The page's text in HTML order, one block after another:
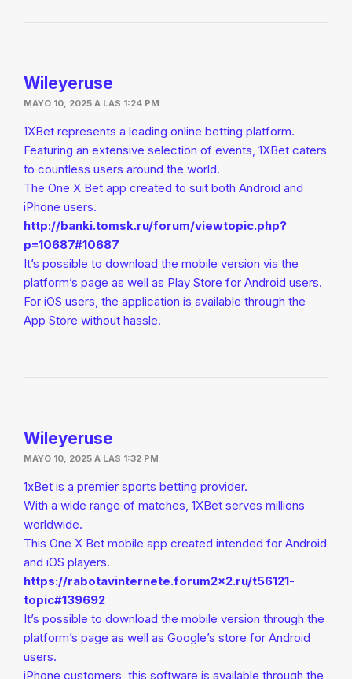
Wileyeruse
MAYO 10, 2025 A LAS 1:24 PM
1XBet represents a leading online betting platform.
Featuring an extensive selection of events, 1XBet caters
to countless users around the world.
The One X Bet app created to suit both Android and
iPhone users.
http://banki.tomsk.ru/forum/viewtopic.php?
p=10687#10687
It’s possible to download the mobile version via the
platform’s page as well as Play Store for Android users.
For iOS users, the application is available through the
App Store without hassle.
Wileyeruse
MAYO 10, 2025 A LAS 1:32 PM
1xBet is a premier sports betting provider.
With a wide range of matches, 1XBet serves millions
worldwide.
This One X Bet mobile app created intended for Android
and iOS players.
https://rabotavinternete.forum2x2.ru/t56121-
topic#139692
It’s possible to download the mobile version through the
platform’s page as well as Google’s store for Android
users.
iPhone customers, this software is available through the